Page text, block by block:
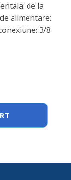
de la
alimentare:
3/8